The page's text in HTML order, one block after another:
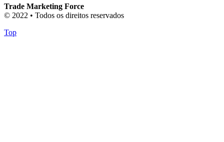
Trade Marketing Force
© 2022 • Todos os direitos reservados
Top